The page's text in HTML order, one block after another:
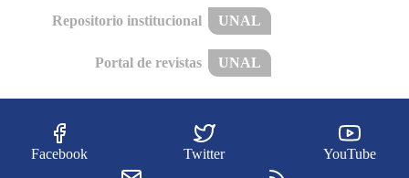
Repositorio institucional UNAL
Portal de revistas UNAL
Facebook Twitter YouTube